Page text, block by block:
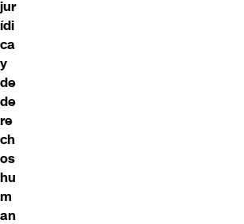
jur
ídi
ca
y
de
de
re
ch
os
hu
m
an